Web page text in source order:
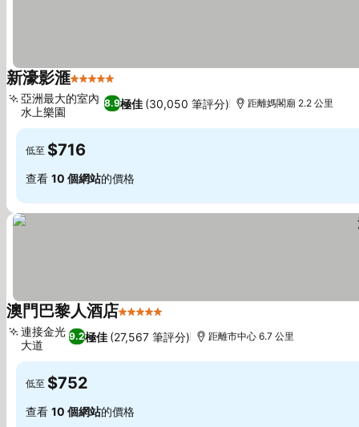
新濠影滙5 星級
8.9極佳 (30,050 筆評分)
亞洲最大的室內
水上樂園
距離媽閣廟 2.2 公里
低至 $716
查看 10 個網站的價格
澳門巴黎人酒店5 星級
9.2極佳 (27,567 筆評分)
連接金光
大道
距離市中心 6.7 公里
低至 $752
查看 10 個網站的價格